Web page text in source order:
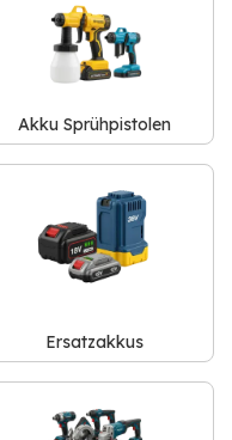
Akku Sprühpistolen
Ersatzakkus